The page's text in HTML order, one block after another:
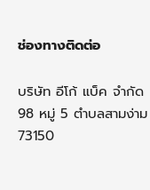
ช่องทางติดต่อ
บริษัท อีโก้ แบ็ค จำกัด
98 หมู่ 5 ตำบลสามง่า
73150